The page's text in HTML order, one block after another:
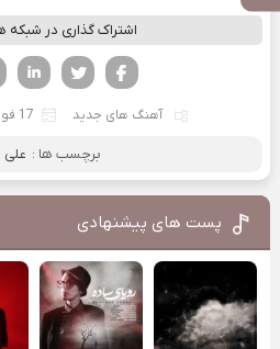
اشتراک گذاری در شبکه
آهنگ های جدید 17 فوریه 2024
برچسب ها : علی
پست های پیشنهادی